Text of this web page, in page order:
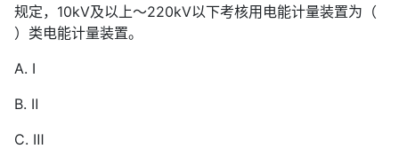
规定，10kV及以上～220kV以下考核用电能计量装置为（
）类电能计量装置。
A. Ⅰ
B. Ⅱ
C. Ⅲ